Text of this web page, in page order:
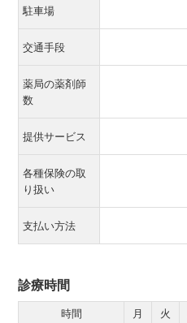
駐車場
交通手段
薬局の薬剤師
数
提供サービス
各種保険の取
り扱い
支払い方法
診療時間
時間 月 火